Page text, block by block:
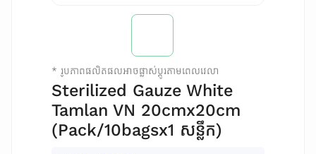
* រូបភាពផលិតផលអាចផ្លាស់ប្តូរតាមពេលវេលា
Sterilized Gauze White
Tamlan VN 20cmx20cm
(Pack/10bagsx1 សន្លឹក)